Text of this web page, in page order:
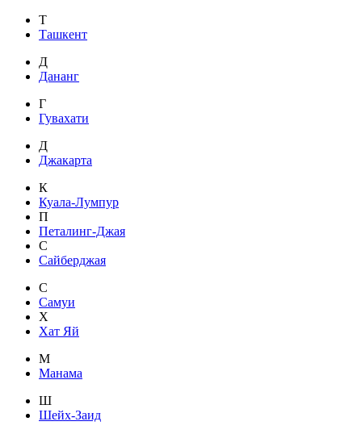
Т
Ташкент
Д
Дананг
Г
Гувахати
Д
Джакарта
К
Куала-Лумпур
П
Петалинг-Джая
С
Сайберджая
С
Самуи
Х
Хат Яй
М
Манама
Ш
Шейх-Заид